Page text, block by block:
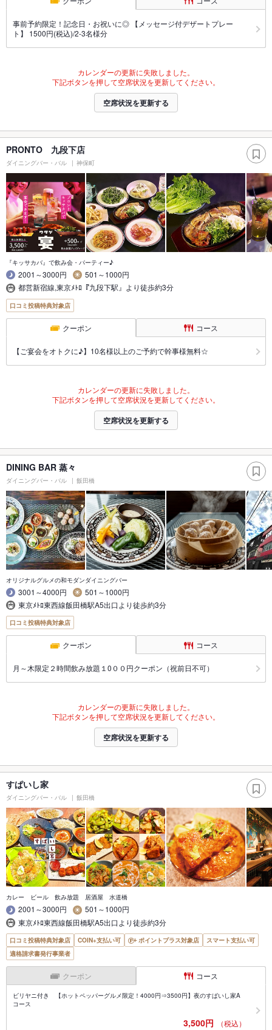
事前予約限定！記念日・お祝いに◎ 【メッセージ付デザートプレー
ト】 1500円(税込)/2-3名様分
カレンダーの更新に失敗しました。
下記ボタンを押して空席状況を更新してください。
空席状況を更新する
PRONTO 九段下店
ダイニングバー・バル 神保町
『キッサカバ』で飲み会・パーティー♪
2001～3000円
501～1000円
都営新宿線,東京ﾒﾄﾛ『九段下駅』より徒歩約3分
口コミ投稿特典対象店
クーポン コース
【ご宴会をオトクに♪】10名様以上のご予約で幹事様無料☆
カレンダーの更新に失敗しました。
下記ボタンを押して空席状況を更新してください。
空席状況を更新する
DINING BAR 蒸々
ダイニングバー・バル 飯田橋
オリジナルグルメの和モダンダイニングバー
3001～4000円
501～1000円
東京ﾒﾄﾛ東西線飯田橋駅A5出口より徒歩約3分
口コミ投稿特典対象店
クーポン コース
月～木限定２時間飲み放題１0００円クーポン（祝前日不可）
カレンダーの更新に失敗しました。
下記ボタンを押して空席状況を更新してください。
空席状況を更新する
すぱいし家
ダイニングバー・バル 飯田橋
カレー ビール 飲み放題 居酒屋 水道橋
2001～3000円
501～1000円
東京ﾒﾄﾛ東西線飯田橋駅A5出口より徒歩約3分
口コミ投稿特典対象店 COIN+支払い可 ポイントプラス対象店
スマート支払い可
適格請求書発行事業者
クーポン コース
ビリヤニ付き 【ホットペッパーグルメ限定！4000円⇒3500円】夜のすぱいし家A
コース
3,500円 （税込）